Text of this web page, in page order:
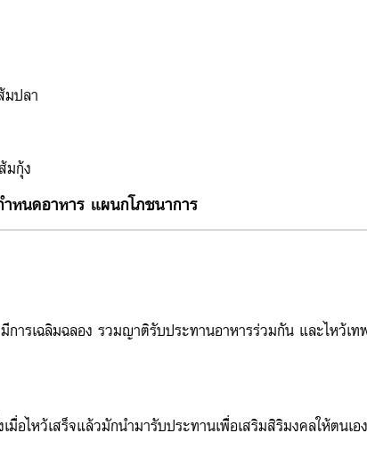
ปลา
มกุ้ง
หนดอาหาร แผนกโภชนาการ
รเฉลิมฉลอง รวมญาติรับประทานอาหารร่วมกัน และไหว้เท
ไหว้เสร็จแล้วมักนำมารับประทานเพื่อเสริมสิริมงคลให้ตนเ